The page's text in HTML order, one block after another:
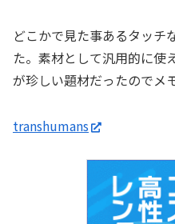
どこかで見た事あるタッチ
た。素材として汎用的に使
が珍しい題材だったのでメ
transhumans